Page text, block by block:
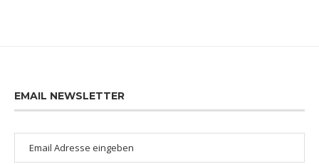
EMAIL NEWSLETTER